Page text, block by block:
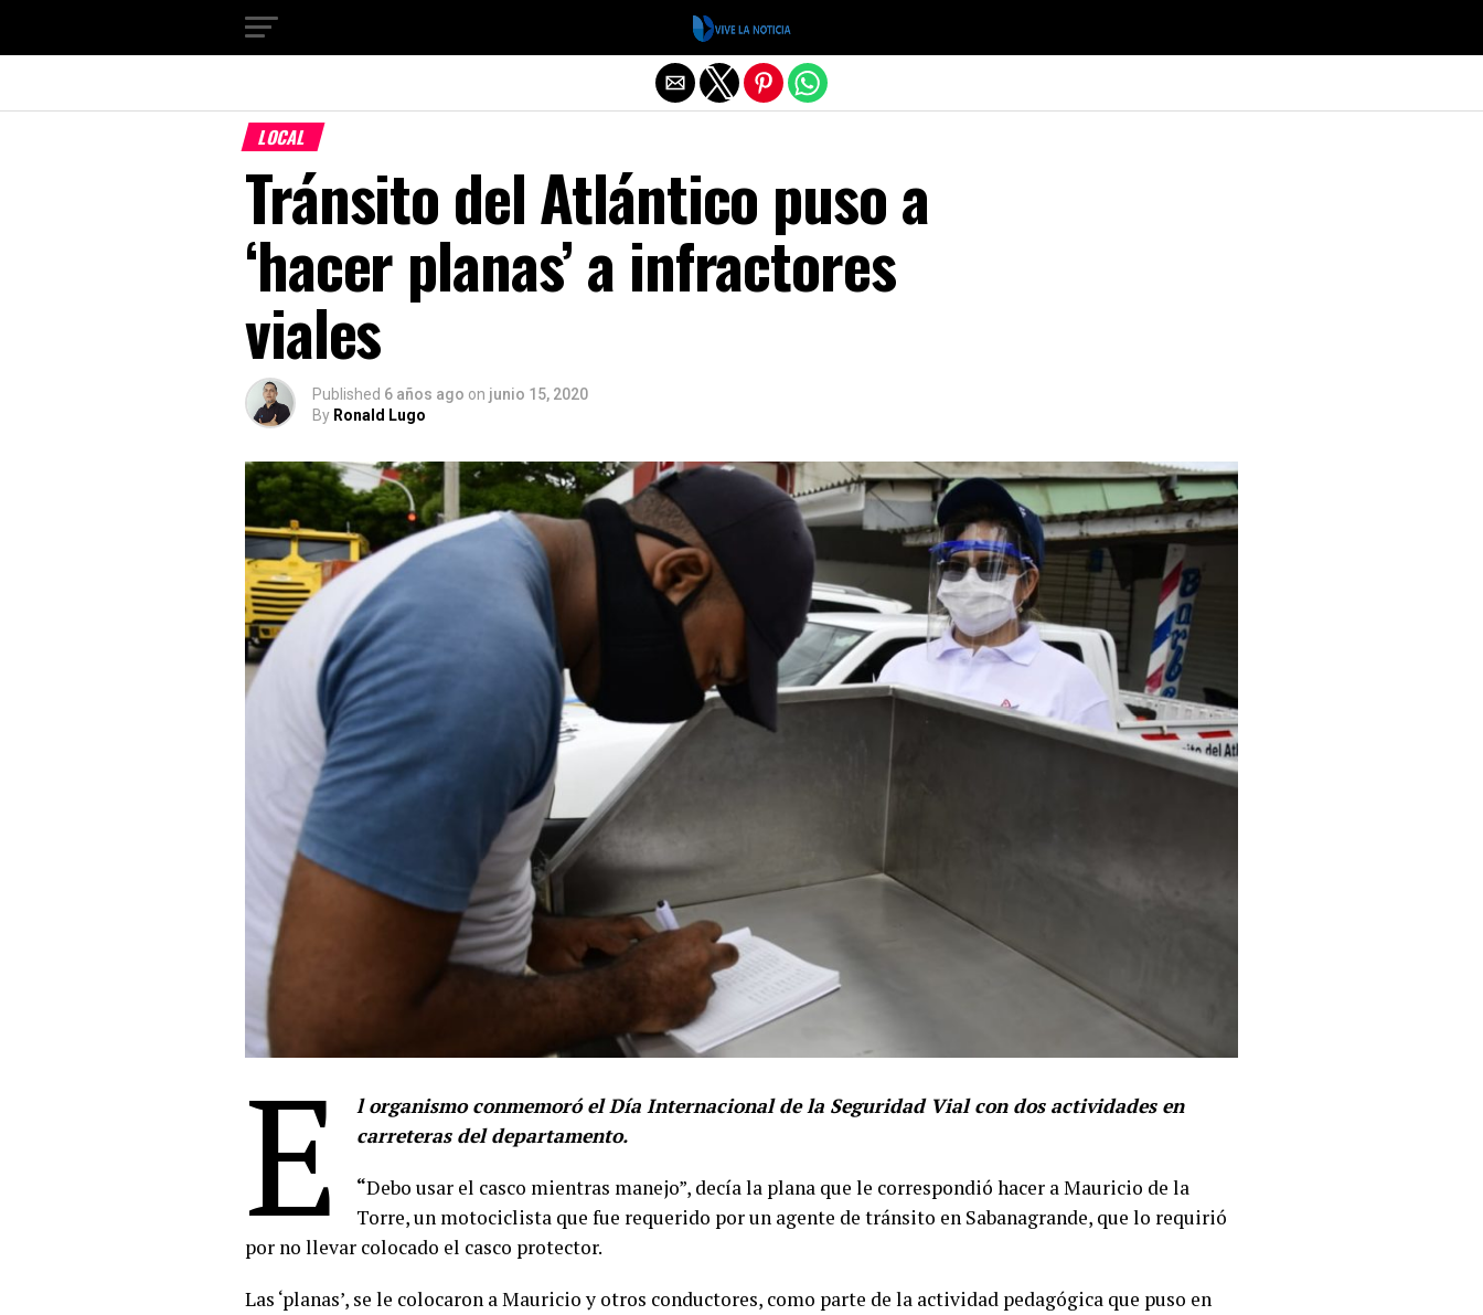
LOCAL
Tránsito del Atlántico puso a
‘hacer planas’ a infractores
viales
Published 6 años ago on junio 15, 2020
By Ronald Lugo
E
l organismo conmemoró el Día Internacional de la Seguridad Vial con dos actividades en
carreteras del departamento.
“Debo usar el casco mientras manejo”, decía la plana que le correspondió hacer a Mauricio de la
Torre, un motociclista que fue requerido por un agente de tránsito en Sabanagrande, que lo requirió
por no llevar colocado el casco protector.
Las ‘planas’, se le colocaron a Mauricio y otros conductores, como parte de la actividad pedagógica que puso en
Salir de la versión móvil